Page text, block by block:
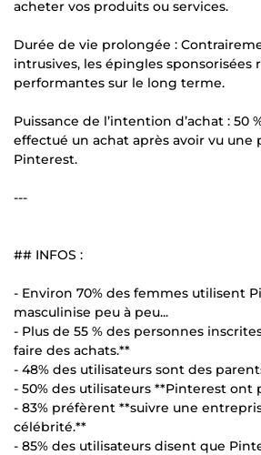
acheter vos produits ou services.
Durée de vie prolongée :
intrusives, les épingles sponsorisées
performantes sur le long terme.
Puissance de l’intention d’achat : 50
effectué un achat après avoir vu une
Pinterest.
---
## INFOS :
- Environ 70% des femmes utilisent
masculinise peu à peu...
- Plus de 55 % des personnes
faire des achats.**
- 48% des utilisateurs sont des
- 50% des utilisateurs **Pinterest ont
- 83% préfèrent **suivre une
célébrité.**
- 85% des utilisateurs disent que